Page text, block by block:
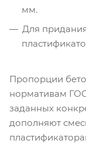
мм.
Для
Пропорции
нормативам
заданных
дополняют